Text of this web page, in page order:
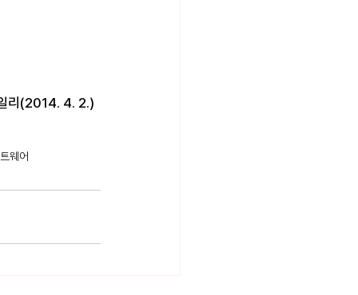
리(2014. 4. 2.)
웨어